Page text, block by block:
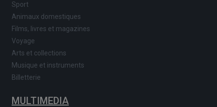
Sport
Animaux domestiques
Films, livres et magazines
Voyage
Arts et collections
Musique et instruments
Billetterie
MULTIMEDIA